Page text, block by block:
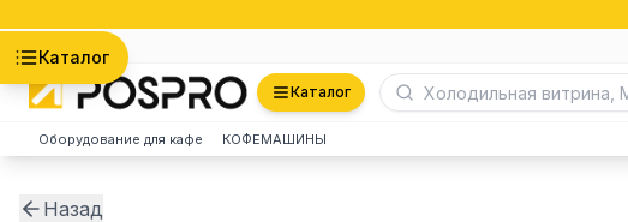
Каталог
Каталог
Оборудование для кафе КОФЕМАШИНЫ
Назад